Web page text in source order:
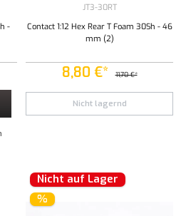
-
Wert ein oder benutze die Schaltflächen um die
JT3-30RT
Contact 1:12 Hex Rear T Foam 30Sh - 46
mm (2)
8,80 €* 11,70 €*
Nicht lagernd
Nicht auf Lager
%